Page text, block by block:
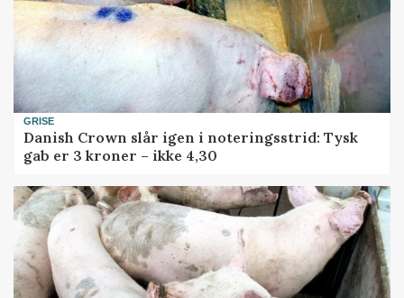
GRISE
Danish Crown slår igen i noteringsstrid: Tysk
gab er 3 kroner – ikke 4,30